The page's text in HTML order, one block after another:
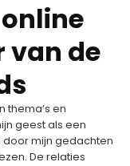
van de
thema’s en
geest als een
door mijn gedachten
De relaties